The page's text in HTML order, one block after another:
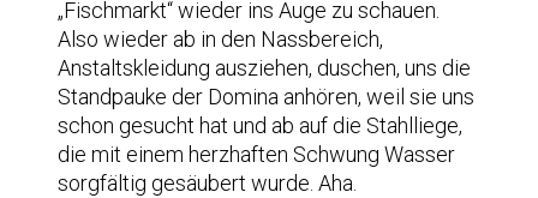
„Fischmarkt“ wieder ins Auge zu schauen.
Also wieder ab in den Nassbereich,
Anstaltskleidung ausziehen, duschen, uns die
Standpauke der Domina anhören, weil sie uns
schon gesucht hat und ab auf die Stahlliege,
die mit einem herzhaften Schwung Wasser
sorgfältig gesäubert wurde. Aha.